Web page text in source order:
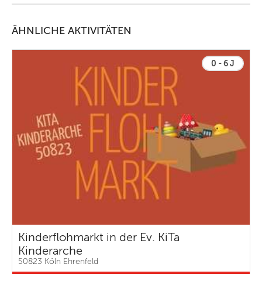
ÄHNLICHE AKTIVITÄTEN
0 - 6 J
Kinderflohmarkt in der Ev. KiTa
Kinderarche
50823 Köln Ehrenfeld